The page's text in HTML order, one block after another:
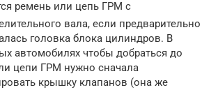
ремень или цепь ГРМ с
вала, если предварительно
головка блока цилиндров. В
автомобилях чтобы добраться до
цепи ГРМ нужно сначала
крышку клапанов (она же